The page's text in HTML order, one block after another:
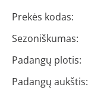
Prekės kodas:
Sezoniškumas:
Padangų plotis:
Padangų aukštis: